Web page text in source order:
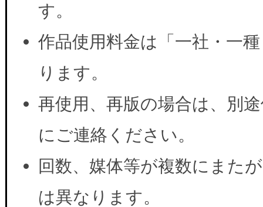
す。
作品使用料金は「一社・一
ります。
再使用、再版の場合は、別
にご連絡ください。
回数、媒体等が複数にまた
は異なります。